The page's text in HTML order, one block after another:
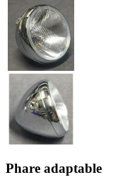
Phare adaptable